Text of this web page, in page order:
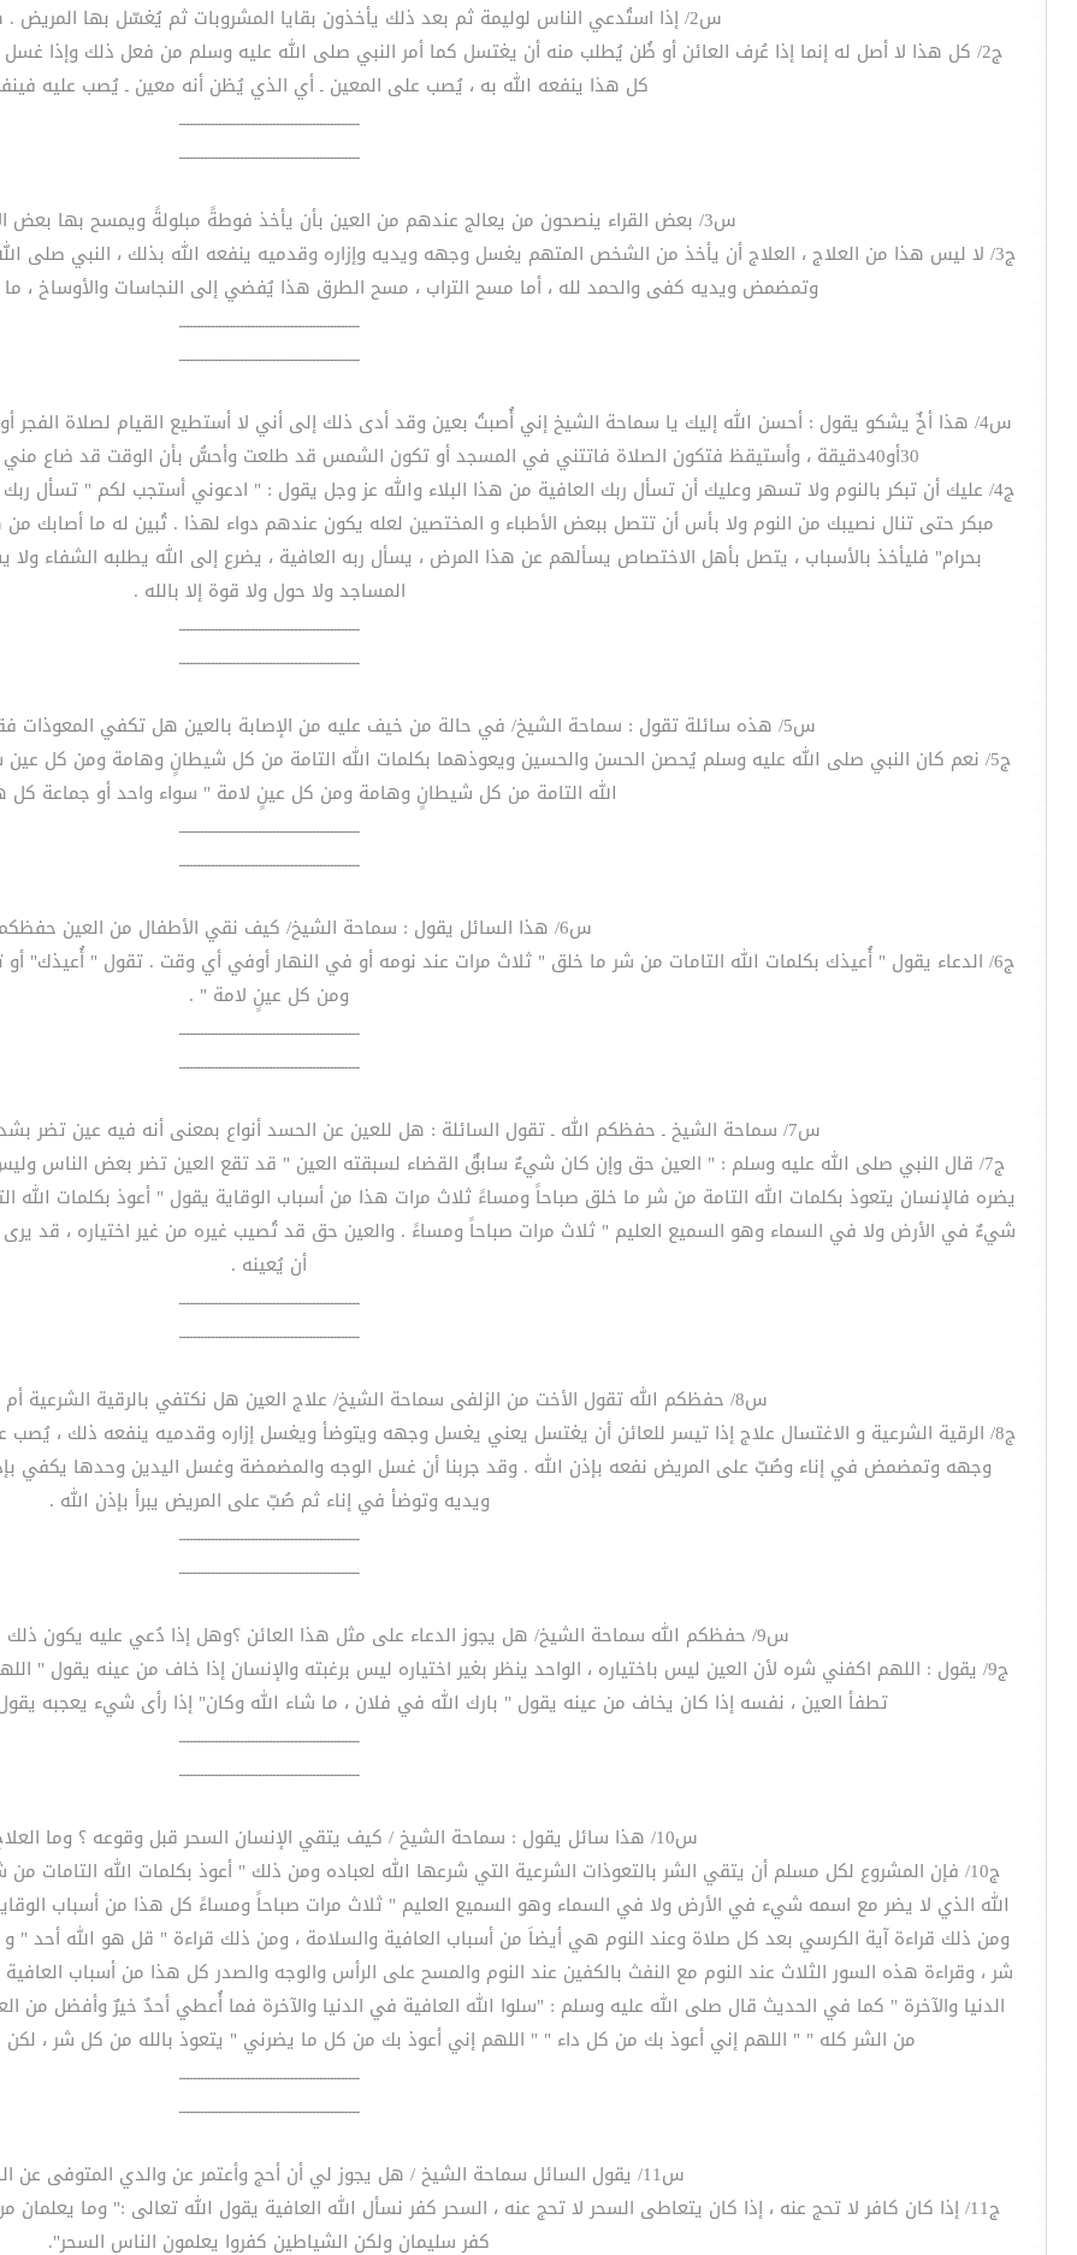
س2/ إذا استُدعي الناس لوليمة ثم بعد ذلك يأخذون بقايا المشروبات ثم يُغسّل بها المريض . هل هذا العمل مشروع ؟
ج2/ كل هذا لا أصل له إنما إذا عُرف العائن أو ظُن يُطلب منه أن يغتسل كما أمر النبي صلى الله عليه وسلم من فعل ذلك
كل هذا ينفعه الله به ، يُصب على المعين ـ أي الذي يُظن أنه معين ـ يُصب عليه
ــــــــــــــــــــــــــــــــــــــــــــــــــ
ــــــــــــــــــــــــــــــــــــــــــــــــــ
س3/ بعض القراء ينصحون من يعالج عندهم من العين بأن يأخذ فوطةً مبلولةً ويمسح بها بعض الأمكنة . فهل لذلك أصل ؟
ج3/ لا ليس هذا من العلاج ، العلاج أن يأخذ من الشخص المتهم يغسل وجهه ويديه وإزاره وقدميه ينفعه الله بذلك ، النبي
وتمضمض ويديه كفى والحمد لله ، أما مسح التراب ، مسح الطرق هذا يُفضي إلى النجاسات والأوساخ ،
ــــــــــــــــــــــــــــــــــــــــــــــــــ
ــــــــــــــــــــــــــــــــــــــــــــــــــ
س4/ هذا أخٌ يشكو يقول : أحسن الله إليك يا سماحة الشيخ إني أُصبتُ بعين وقد أدى ذلك إلى أني لا أستطيع القيام لصلاة
30أو40دقيقة ، وأستيقظ فتكون الصلاة فاتتني في المسجد أو تكون الشمس قد طلعت وأحسُّ بأن الوقت قد ضاع مني ولا أدري ما العلاج ؟ فانصحوني يا سماحة الشيخ.
ج4/ عليك أن تبكر بالنوم ولا تسهر وعليك أن تسأل ربك العافية من هذا البلاء والله عز وجل يقول : " ادعوني أستجب لكم " تسأل
مبكر حتى تنال نصيبك من النوم ولا بأس أن تتصل ببعض الأطباء و المختصين لعله يكون عندهم دواء لهذا . تُبين له ما أصابك من
بحرام" فليأخذ بالأسباب ، يتصل بأهل الاختصاص يسألهم عن هذا المرض ، يسأل ربه العافية ، يضرع إلى الله يطلبه الشفاء
المساجد ولا حول ولا قوة إلا بالله .
ــــــــــــــــــــــــــــــــــــــــــــــــــ
ــــــــــــــــــــــــــــــــــــــــــــــــــ
س5/ هذه سائلة تقول : سماحة الشيخ/ في حالة من خيف عليه من الإصابة بالعين هل تكفي المعوذات فقط لمثل هذه الحالة أن يُحصن بها ؟
ج5/ نعم كان النبي صلى الله عليه وسلم يُحصن الحسن والحسين ويعوذهما بكلمات الله التامة من كل شيطانٍ وهامة ومن كل عين
الله التامة من كل شيطانٍ وهامة ومن كل عينٍ لامة " سواء واحد أو جماعة
ــــــــــــــــــــــــــــــــــــــــــــــــــ
ــــــــــــــــــــــــــــــــــــــــــــــــــ
س6/ هذا السائل يقول : سماحة الشيخ/ كيف نقي الأطفال من العين حفظكم الله ؟
ج6/ الدعاء يقول " أُعيذك بكلمات الله التامات من شر ما خلق " ثلاث مرات عند نومه أو في النهار أوفي أي وقت . تقول " أُعيذك"
ومن كل عينٍ لامة " .
ــــــــــــــــــــــــــــــــــــــــــــــــــ
ــــــــــــــــــــــــــــــــــــــــــــــــــ
س7/ سماحة الشيخ ـ حفظكم الله ـ تقول السائلة : هل للعين عن الحسد أنواع بمعنى أنه فيه عين تضر بشدة وعين تضر بالمُعان بأضرار بسيطة ؟
ج7/ قال النبي صلى الله عليه وسلم : " العين حق وإن كان شيءٌ سابقٌ القضاء لسبقته العين " قد تقع العين تضر بعض الناس
يضره فالإنسان يتعوذ بكلمات الله التامة من شر ما خلق صباحاً ومساءً ثلاث مرات هذا من أسباب الوقاية يقول " أعوذ بكلمات
شيءٌ في الأرض ولا في السماء وهو السميع العليم " ثلاث مرات صباحاً ومساءً . والعين حق قد تُصيب غيره من غير اختياره ، قد
أن يُعينه .
ــــــــــــــــــــــــــــــــــــــــــــــــــ
ــــــــــــــــــــــــــــــــــــــــــــــــــ
س8/ حفظكم الله تقول الأخت من الزلفى سماحة الشيخ/ علاج العين هل نكتفي بالرقية الشرعية أم لابد من الاغتسال من العائن ؟
ج8/ الرقية الشرعية و الاغتسال علاج إذا تيسر للعائن أن يغتسل يعني يغسل وجهه ويتوضأ ويغسل إزاره وقدميه ينفعه ذلك ،
وجهه وتمضمض في إناء وصُبّ على المريض نفعه بإذن الله . وقد جربنا أن غسل الوجه والمضمضة وغسل اليدين وحدها يكفي
ويديه وتوضأ في إناء ثم صُبّ على المريض يبرأ بإذن الله .
ــــــــــــــــــــــــــــــــــــــــــــــــــ
ــــــــــــــــــــــــــــــــــــــــــــــــــ
س9/ حفظكم الله سماحة الشيخ/ هل يجوز الدعاء على مثل هذا العائن ؟وهل إذا دُعي عليه يكون ذلك من الاحتجاج في القضاء والقدر ؟
ج9/ يقول : اللهم اكفني شره لأن العين ليس باختياره ، الواحد ينظر بغير اختياره ليس برغبته والإنسان إذا خاف من عينه يقول "
تطفأ العين ، نفسه إذا كان يخاف من عينه يقول " بارك الله في فلان ، ما شاء الله وكان" إذا رأى شيء يعجبه
ــــــــــــــــــــــــــــــــــــــــــــــــــ
ــــــــــــــــــــــــــــــــــــــــــــــــــ
س10/ هذا سائل يقول : سماحة الشيخ / كيف يتقي الإنسان السحر قبل وقوعه ؟ وما العلاج في ذلك مأجورين ؟
ج10/ فإن المشروع لكل مسلم أن يتقي الشر بالتعوذات الشرعية التي شرعها الله لعباده ومن ذلك " أعوذ بكلمات الله
الله الذي لا يضر مع اسمه شيء في الأرض ولا في السماء وهو السميع العليم " ثلاث مرات صباحاً ومساءً كل هذا من أسباب
ومن ذلك قراءة آية الكرسي بعد كل صلاة وعند النوم هي أيضاَ من أسباب العافية والسلامة ، ومن ذلك قراءة " قل هو الله أحد "
شر ، وقراءة هذه السور الثلاث عند النوم مع النفث بالكفين عند النوم والمسح على الرأس والوجه والصدر كل هذا من أسباب
الدنيا والآخرة " كما في الحديث قال صلى الله عليه وسلم : "سلوا الله العافية في الدنيا والآخرة فما أُعطي أحدٌ خيرٌ وأفضل من
من الشر كله " " اللهم إني أعوذ بك من كل داء " " اللهم إني أعوذ بك من كل ما يضرني " يتعوذ بالله من كل شر ، لكن
ــــــــــــــــــــــــــــــــــــــــــــــــــ
ــــــــــــــــــــــــــــــــــــــــــــــــــ
س11/ يقول السائل سماحة الشيخ / هل يجوز لي أن أحج وأعتمر عن والدي المتوفى عن السحر والعياذ بالله ؟
ج11/ إذا كان كافر لا تحج عنه ، إذا كان يتعاطى السحر لا تحج عنه ، السحر كفر نسأل الله العافية يقول الله تعالى :" وما
كفر سليمان ولكن الشياطين كفروا يعلمون الناس السحر".